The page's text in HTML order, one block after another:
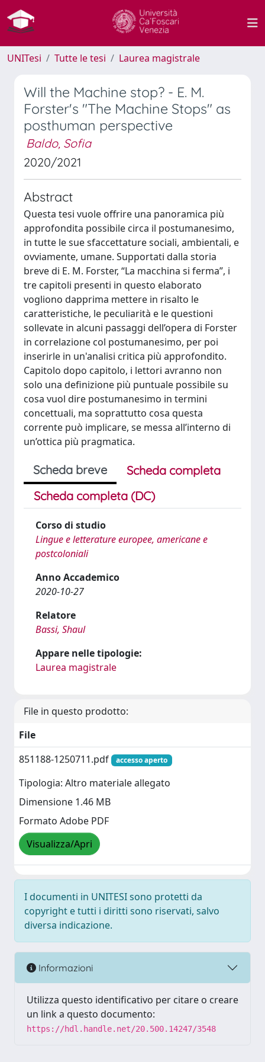
UNITesi Tutte le tesi Laurea magistrale
Will the Machine stop? - E. M.
Forster's "The Machine Stops" as
posthuman perspective
Baldo, Sofia
2020/2021
Abstract
Questa tesi vuole offrire una panoramica più
approfondita possibile circa il postumanesimo,
in tutte le sue sfaccettature sociali, ambientali, e
ovviamente, umane. Supportati dalla storia
breve di E. M. Forster, “La macchina si ferma”, i
tre capitoli presenti in questo elaborato
vogliono dapprima mettere in risalto le
caratteristiche, le peculiarità e le questioni
sollevate in alcuni passaggi dell’opera di Forster
in correlazione col postumanesimo, per poi
inserirle in un'analisi critica più approfondito.
Capitolo dopo capitolo, i lettori avranno non
solo una definizione più puntuale possibile su
cosa vuol dire postumanesimo in termini
concettuali, ma soprattutto cosa questa
corrente può implicare, se messa all’interno di
un’ottica più pragmatica.
Scheda breve
Scheda completa
Scheda completa (DC)
Corso di studio
Lingue e letterature europee, americane e
postcoloniali
Anno Accademico
2020-10-27
Relatore
Bassi, Shaul
Appare nelle tipologie:
Laurea magistrale
File in questo prodotto:
File
851188-1250711.pdf
accesso aperto
Tipologia: Altro materiale allegato
Dimensione 1.46 MB
Formato Adobe PDF
Visualizza/Apri
I documenti in UNITESI sono protetti da
copyright e tutti i diritti sono riservati, salvo
diversa indicazione.
Informazioni
Utilizza questo identificativo per citare o creare
un link a questo documento:
https://hdl.handle.net/20.500.14247/3548